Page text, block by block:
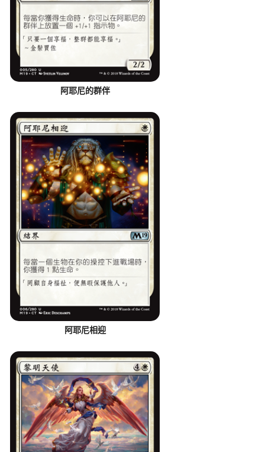
阿耶尼的群伴
阿耶尼相迎